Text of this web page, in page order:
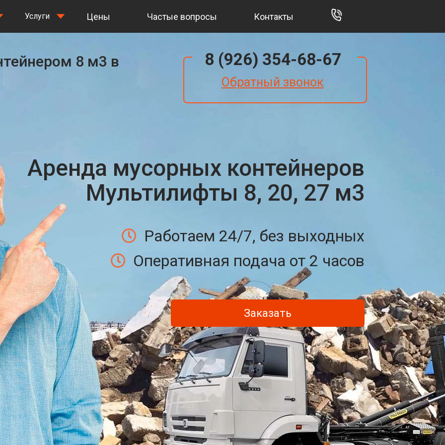
Услуги Цены Частые вопросы Контакты
8 м3 в 8 (926) 354-68-67
Обратный звонок
Аренда мусорных контейнеров
Мультилифты 8, 20, 27 м3
Работаем 24/7, без выходных
Оперативная подача от 2 часов
Заказать